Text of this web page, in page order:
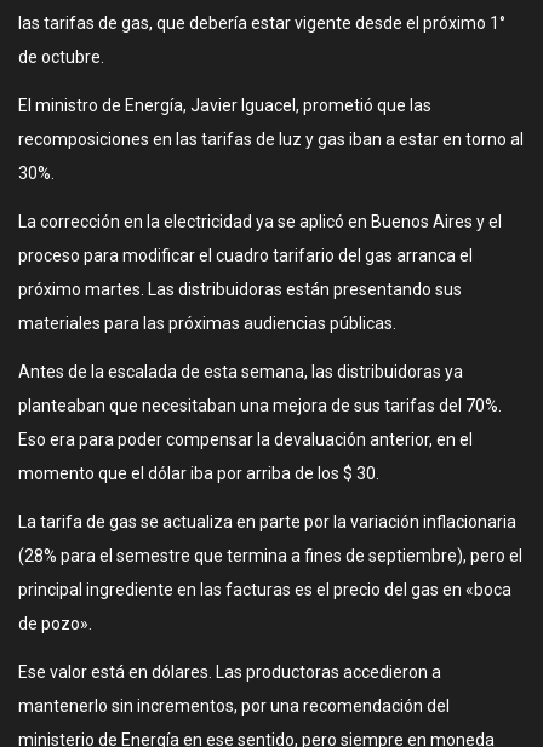
las tarifas de gas, que debería estar vigente desde el próximo 1°
de octubre.
El ministro de Energía, Javier Iguacel, prometió que las
recomposiciones en las tarifas de luz y gas iban a estar en torno al
30%.
La corrección en la electricidad ya se aplicó en Buenos Aires y el
proceso para modificar el cuadro tarifario del gas arranca el
próximo martes. Las distribuidoras están presentando sus
materiales para las próximas audiencias públicas.
Antes de la escalada de esta semana, las distribuidoras ya
planteaban que necesitaban una mejora de sus tarifas del 70%.
Eso era para poder compensar la devaluación anterior, en el
momento que el dólar iba por arriba de los $ 30.
La tarifa de gas se actualiza en parte por la variación inflacionaria
(28% para el semestre que termina a fines de septiembre), pero el
principal ingrediente en las facturas es el precio del gas en «boca
de pozo».
Ese valor está en dólares. Las productoras accedieron a
mantenerlo sin incrementos, por una recomendación del
ministerio de Energía en ese sentido, pero siempre en moneda